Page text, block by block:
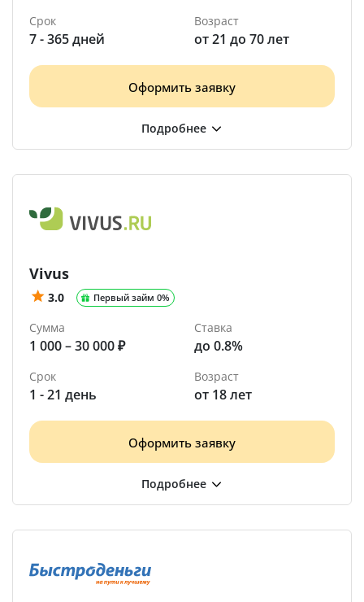
Срок
7 - 365 дней
Возраст
от 21 до 70 лет
Оформить заявку
Vivus
3.0 Первый займ 0%
Сумма
1 000 – 30 000 ₽
Ставка
до 0.8%
Срок
1 - 21 день
Возраст
от 18 лет
Оформить заявку